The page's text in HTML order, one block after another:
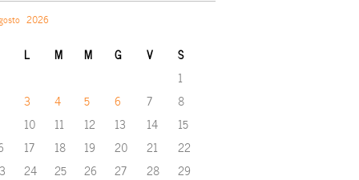
2026
L M M G V S
1
3 4 5 6 7
8
10 11 12 13 14
15
17 18 19 20 21
22
24 25 26 27 28
29